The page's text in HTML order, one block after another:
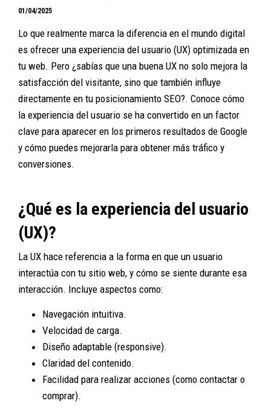
01/04/2025
Lo que realmente marca la diferencia en el mundo digital
es ofrecer una experiencia del usuario (UX) optimizada en
tu web. Pero ¿sabías que una buena UX no solo mejora la
satisfacción del visitante, sino que también influye
directamente en tu posicionamiento SEO?. Conoce cómo
la experiencia del usuario se ha convertido en un factor
clave para aparecer en los primeros resultados de Google
y cómo puedes mejorarla para obtener más tráfico y
conversiones.
¿Qué es la experiencia del usuario
(UX)?
La UX hace referencia a la forma en que un usuario
interactúa con tu sitio web, y cómo se siente durante esa
interacción. Incluye aspectos como:
Navegación intuitiva.
Velocidad de carga.
Diseño adaptable (responsive).
Claridad del contenido.
Facilidad para realizar acciones (como contactar o
comprar).